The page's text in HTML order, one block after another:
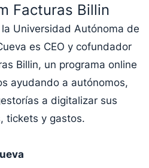
Facturas Billin
Universidad Autónoma de
es CEO y cofundador
Billin, un programa online
ayudando a autónomos,
a digitalizar sus
tickets y gastos.